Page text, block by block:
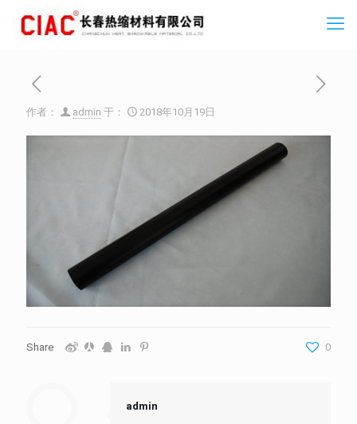
作者： admin 于： 2018年10月19日
Share 0
admin